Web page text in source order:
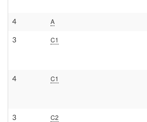
4 A
3 C1
4 C1
3 C2